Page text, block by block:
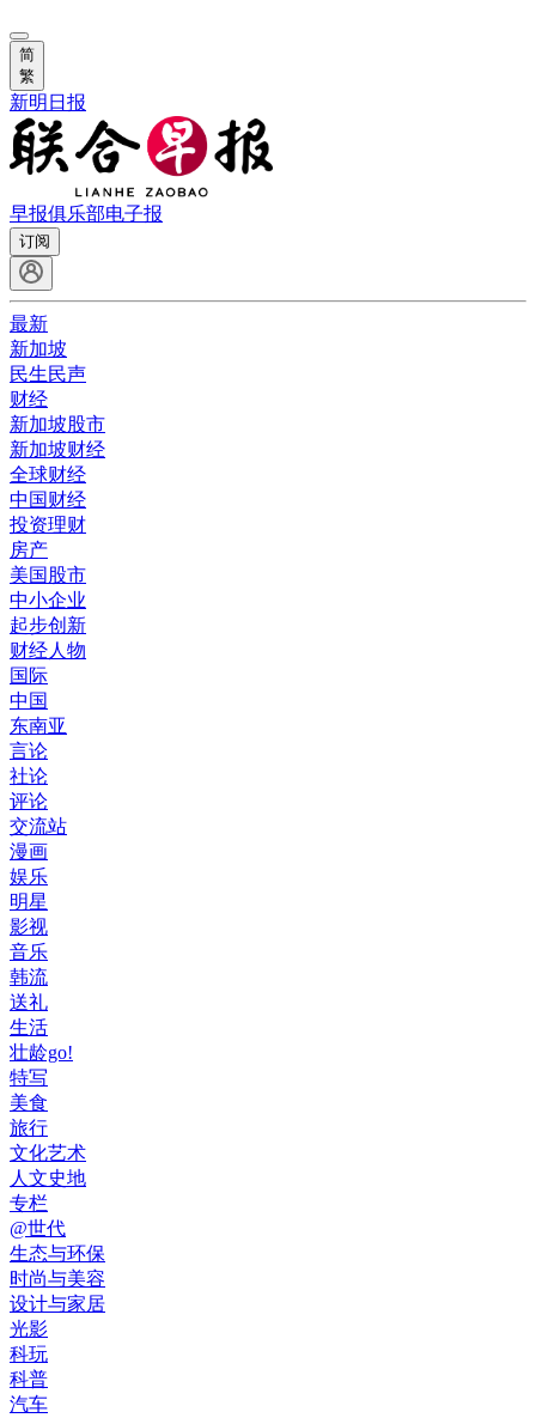
简
繁
新明日报
早报俱乐部电子报
订阅
最新
新加坡
民生民声
财经
新加坡股市
新加坡财经
全球财经
中国财经
投资理财
房产
美国股市
中小企业
起步创新
财经人物
国际
中国
东南亚
言论
社论
评论
交流站
漫画
娱乐
明星
影视
音乐
韩流
送礼
生活
壮龄go!
特写
美食
旅行
文化艺术
人文史地
专栏
@世代
生态与环保
时尚与美容
设计与家居
光影
科玩
科普
汽车